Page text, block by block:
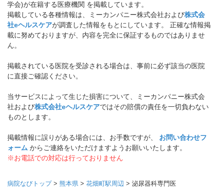
学会)が在籍する医療機関 を掲載しています。
掲載している各種情報は、ミーカンパニー株式会社および株式会
社eヘルスケアが調査した情報をもとにしています。 正確な情報掲
載に努めておりますが、内容を完全に保証するものではありませ
ん。
掲載されている医院を受診される場合は、事前に必ず該当の医院
に直接ご確認ください。
当サービスによって生じた損害について、ミーカンパニー株式会
社および株式会社eヘルスケアではその賠償の責任を一切負わない
ものとします。
掲載情報に誤りがある場合には、お手数ですが、 お問い合わせフ
ォーム からご連絡をいただけますようお願いいたします。
※お電話での対応は行っておりません
病院なびトップ> 熊本県 > 花畑町駅周辺 > 泌尿器科専門医